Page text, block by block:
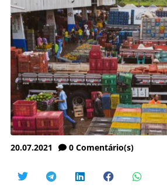
20.07.2021 0 Comentário(s)